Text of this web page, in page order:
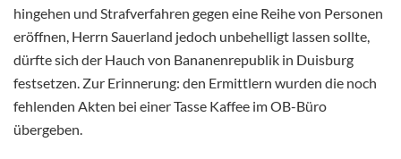
hingehen und Strafverfahren gegen eine Reihe von Personen
eröffnen, Herrn Sauerland jedoch unbehelligt lassen sollte,
dürfte sich der Hauch von Bananenrepublik in Duisburg
festsetzen. Zur Erinnerung: den Ermittlern wurden die noch
fehlenden Akten bei einer Tasse Kaffee im OB-Büro
übergeben.